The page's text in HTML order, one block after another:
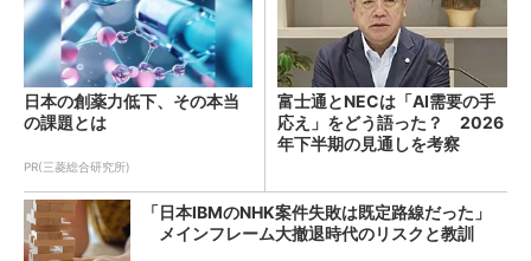
日本の創薬力低下、その本当
の課題とは
PR(三菱総合研究所)
富士通とNECは「AI需要の手
応え」をどう語った？ 2026
年下半期の見通しを考察
「日本IBMのNHK案件失敗は既定路線だった」
メインフレーム大撤退時代のリスクと教訓